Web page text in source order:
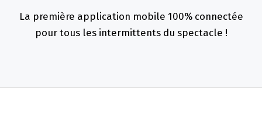
La première application mobile 100% connectée
pour tous les intermittents du spectacle !